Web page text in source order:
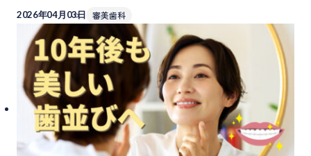
2026年04月03日 審美歯科